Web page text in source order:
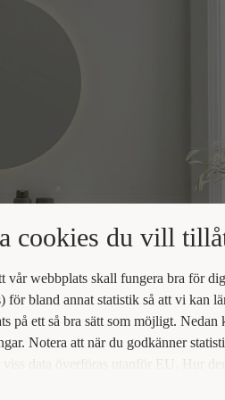
cookies du vill
vår webbplats skall fungera bra för
för bland annat statistik så att vi kan
på ett så bra sätt som möjligt. Nedan
Notera att när du godkänner
data överföras utanför EU. Hur